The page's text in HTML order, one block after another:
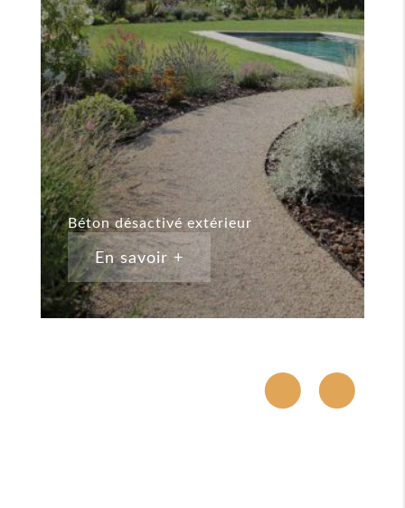
Béton désactivé extérieur
En savoir +